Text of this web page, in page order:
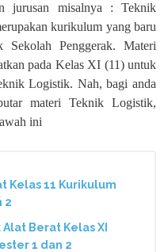
jurusan misalnya : Teknik
kurikulum yang baru
Sekolah Penggerak. Materi
pada Kelas XI (11) untuk
Logistik. Nah, bagi anda
materi Teknik Logistik,
ini
Kelas 11 Kurikulum
2
Alat Berat Kelas XI
1 dan 2